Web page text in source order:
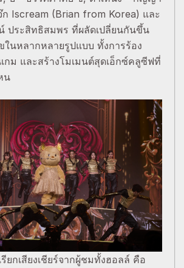
ก Iscream (Brian from Korea) และ
ประสิทธิสมพร ที่ผลัดเปลี่ยนกันขึ้น
ในหลากหลายรูปแบบ ทั้งการร้อง
กม และสร้างโมเมนต์สุดเอ็กซ์คลูซีฟที่
น
ยกเสียงเชียร์จากผู้ชมทั้งฮอลล์ คือ